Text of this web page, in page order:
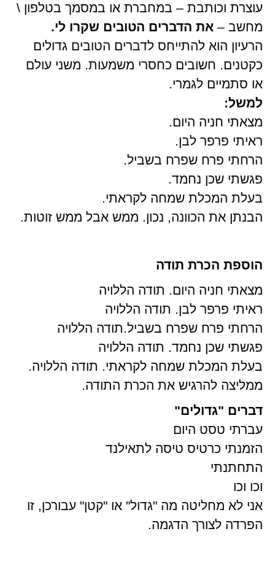
עוצרת וכותבת – במחברת או במסמך בטלפון \
מחשב – את הדברים הטובים שקרו לי.
הרעיון הוא להתייחס לדברים הטובים גדולים
כקטנים. חשובים כחסרי משמעות. משני עולם
או סתמיים לגמרי.
למשל:
מצאתי חניה היום.
ראיתי פרפר לבן.
הרחתי פרח שפרח בשביל.
פגשתי שכן נחמד.
בעלת המכלת שמחה לקראתי.
הבנתן את הכוונה, נכון. ממש אבל ממש זוטות.
הוספת הכרת תודה
מצאתי חניה היום. תודה הללויה
ראיתי פרפר לבן. תודה הללויה
הרחתי פרח שפרח בשביל.תודה הללויה
פגשתי שכן נחמד. תודה הללויה
בעלת המכלת שמחה לקראתי. תודה הללויה.
ממליצה להרגיש את הכרת התודה.
דברים "גדולים"
עברתי טסט היום
הזמנתי כרטיס טיסה לתאילנד
התחתנתי
וכו וכו
אני לא מחליטה מה "גדול" או "קטן" עבורכן, זו
הפרדה לצורך הדגמה.